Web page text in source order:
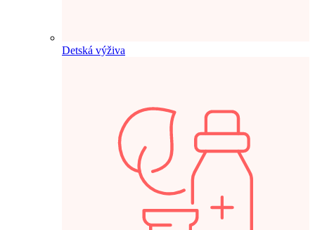
Detská výživa